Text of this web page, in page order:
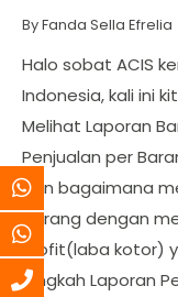
ByFanda Sella Efrelia
Halo sobat ACIS
Indonesia, kali ini
Melihat Laporan
Penjualan per
dan bagaimana
barang dengan
Profit(laba kotor)
langkah Laporan